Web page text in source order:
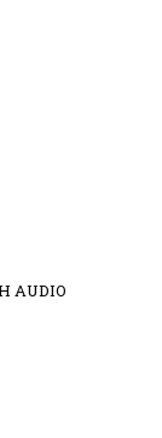
AUDIO